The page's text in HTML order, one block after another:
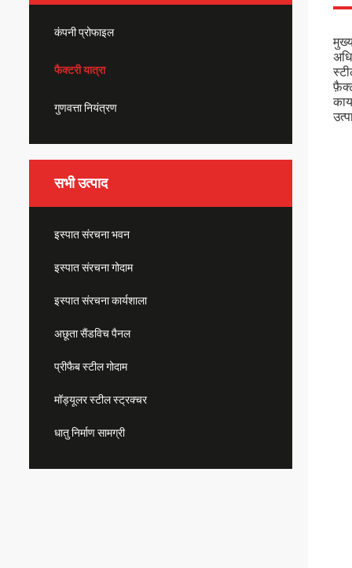
कंपनी प्रोफाइल
फैक्टरी यात्रा
गुणवत्ता नियंत्रण
सभी उत्पाद
इस्पात संरचना भवन
इस्पात संरचना गोदाम
इस्पात संरचना कार्यशाला
अछूता सैंडविच पैनल
प्रीफैब स्टील गोदाम
मॉड्यूलर स्टील स्ट्रक्चर
धातु निर्माण सामग्री